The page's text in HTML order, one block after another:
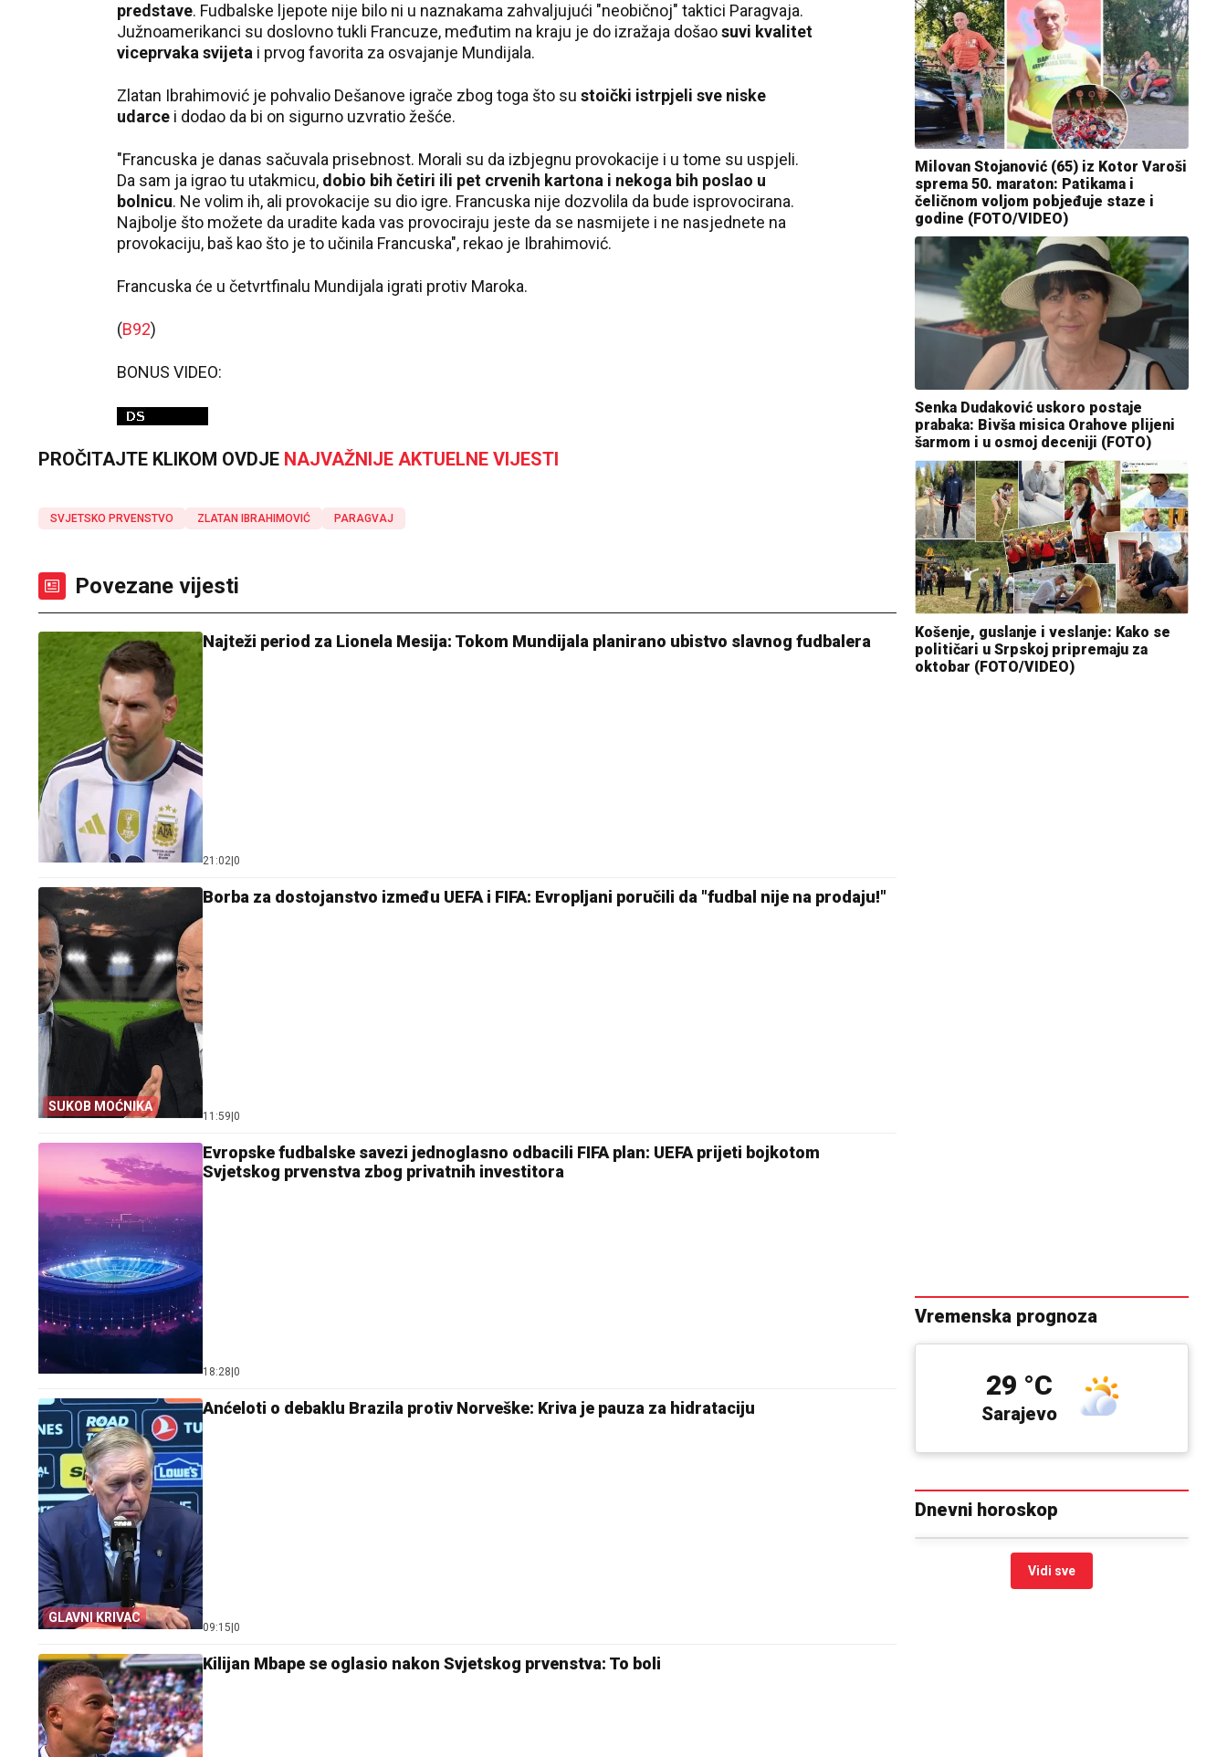
predstave. Fudbalske ljepote nije bilo ni u naznakama zahvaljujući "neobičnoj" taktici Paragvaja.
Južnoamerikanci su doslovno tukli Francuze, međutim na kraju je do izražaja došaosuvi kvalitet
viceprvaka svijeta i prvog favorita za osvajanje Mundijala.
Zlatan Ibrahimović je pohvalio Dešanove igrače zbog toga što su stoički istrpjeli sve niske
udarce i dodao da bi on sigurno uzvratio žešće.
"Francuska je danas sačuvala prisebnost. Morali su da izbjegnu provokacije i u tome su uspjeli.
Da sam ja igrao tu utakmicu, dobio bih četiri ili pet crvenih kartona i nekoga bih poslao u
bolnicu. Ne volim ih, ali provokacije su dio igre. Francuska nije dozvolila da bude isprovocirana.
Najbolje što možete da uradite kada vas provociraju jeste da se nasmijete i ne nasjednete na
provokaciju, baš kao što je to učinila Francuska", rekao je Ibrahimović.
Francuska će u četvrtfinalu Mundijala igrati protiv Maroka.
(B92)
BONUS VIDEO:
PROČITAJTE KLIKOM OVDJE NAJVAŽNIJE AKTUELNE VIJESTI
SVJETSKO PRVENSTVO ZLATAN IBRAHIMOVIĆ PARAGVAJ
Povezane vijesti
Najteži period za Lionela Mesija: Tokom Mundijala planirano ubistvo slavnog fudbalera
21:02 0
SUKOB MOĆNIKA
Borba za dostojanstvo između UEFA i FIFA: Evropljani poručili da "fudbal nije na prodaju!"
11:59 0
Evropske fudbalske savezi jednoglasno odbacili FIFA plan: UEFA prijeti bojkotom
Svjetskog prvenstva zbog privatnih investitora
18:28 0
GLAVNI KRIVAC
Anćeloti o debaklu Brazila protiv Norveške: Kriva je pauza za hidrataciju
09:15 0
Kilijan Mbape se oglasio nakon Svjetskog prvenstva: To boli
Milovan Stojanović (65) iz Kotor Varoši
sprema 50. maraton: Patikama i
čeličnom voljom pobjeđuje staze i
godine (FOTO/VIDEO)
Senka Dudaković uskoro postaje
prabaka: Bivša misica Orahove plijeni
šarmom i u osmoj deceniji (FOTO)
Košenje, guslanje i veslanje: Kako se
političari u Srpskoj pripremaju za
oktobar (FOTO/VIDEO)
Vremenska prognoza
Pale Sarajevo
29 °C
Dnevni horoskop
Vidi sve